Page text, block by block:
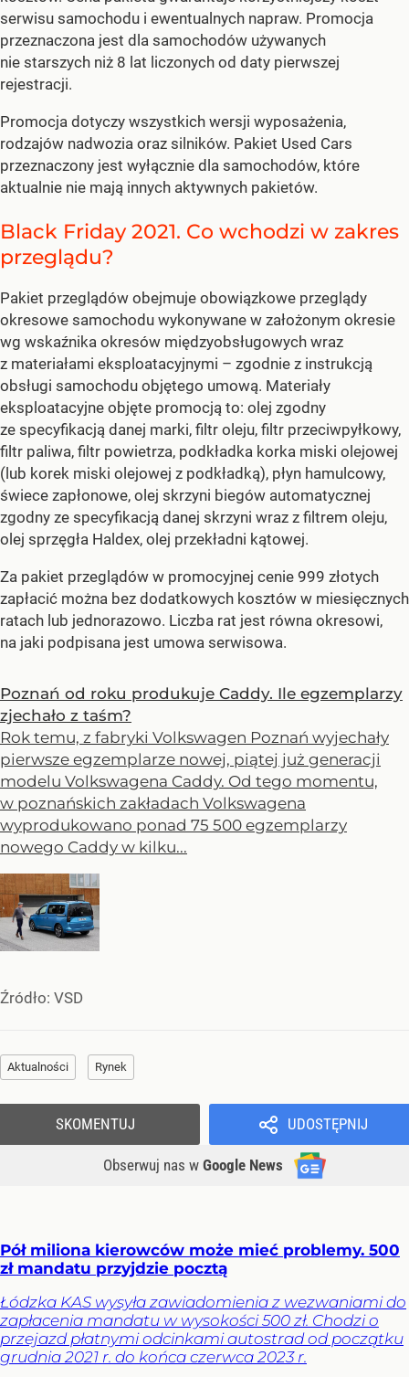
serwisu samochodu i ewentualnych napraw. Promocja
przeznaczona jest dla samochodów używanych
nie starszych niż 8 lat liczonych od daty pierwszej
rejestracji.
Promocja dotyczy wszystkich wersji wyposażenia,
rodzajów nadwozia oraz silników. Pakiet Used Cars
przeznaczony jest wyłącznie dla samochodów, które
aktualnie nie mają innych aktywnych pakietów.
Black Friday 2021. Co wchodzi w zakres
przeglądu?
Pakiet przeglądów obejmuje obowiązkowe przeglądy
okresowe samochodu wykonywane w założonym okresie
wg wskaźnika okresów międzyobsługowych wraz
z materiałami eksploatacyjnymi – zgodnie z instrukcją
obsługi samochodu objętego umową. Materiały
eksploatacyjne objęte promocją to: olej zgodny
ze specyfikacją danej marki, filtr oleju, filtr przeciwpyłkowy,
filtr paliwa, filtr powietrza, podkładka korka miski olejowej
(lub korek miski olejowej z podkładką), płyn hamulcowy,
świece zapłonowe, olej skrzyni biegów automatycznej
zgodny ze specyfikacją danej skrzyni wraz z filtrem oleju,
olej sprzęgła Haldex, olej przekładni kątowej.
Za pakiet przeglądów w promocyjnej cenie 999 złotych
zapłacić można bez dodatkowych kosztów w miesięcznych
ratach lub jednorazowo. Liczba rat jest równa okresowi,
na jaki podpisana jest umowa serwisowa.
Poznań od roku produkuje Caddy. Ile egzemplarzy
zjechało z taśm?
Rok temu, z fabryki Volkswagen Poznań wyjechały
pierwsze egzemplarze nowej, piątej już generacji
modelu Volkswagena Caddy. Od tego momentu,
w poznańskich zakładach Volkswagena
wyprodukowano ponad 75 500 egzemplarzy
nowego Caddy w kilku...
Źródło: VSD
Aktualności Rynek
UDOSTĘPNIJ
Obserwuj nas w Google News
SKOMENTUJ
Pół miliona kierowców może mieć problemy. 500
zł mandatu przyjdzie pocztą
Łódzka KAS wysyła zawiadomienia z wezwaniami do
zapłacenia mandatu w wysokości 500 zł. Chodzi o
przejazd płatnymi odcinkami autostrad od początku
grudnia 2021 r. do końca czerwca 2023 r.